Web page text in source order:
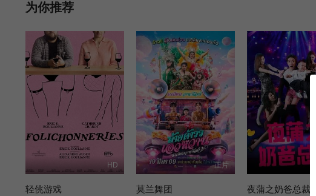
为你推荐
HD
轻佻游戏
正片
莫兰舞团 夜蒲之奶爸总裁